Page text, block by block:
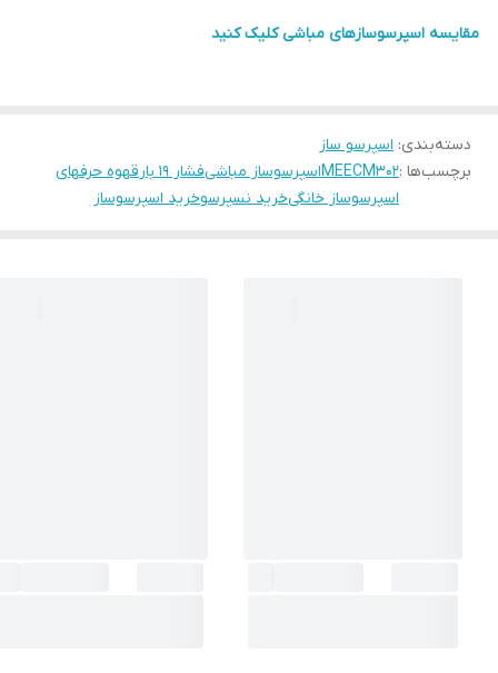
مقایسه اسپرسوسازهای مباشی کلیک کنید
دسته‌بندی: اسپرسو ساز
برچسب‌ها :MEECM302اسپرسوساز مباشیفشار ۱۹ بار
قهوه حرفهای
اسپرسوساز خانگیخرید نسپرسوخرید اسپرسوساز